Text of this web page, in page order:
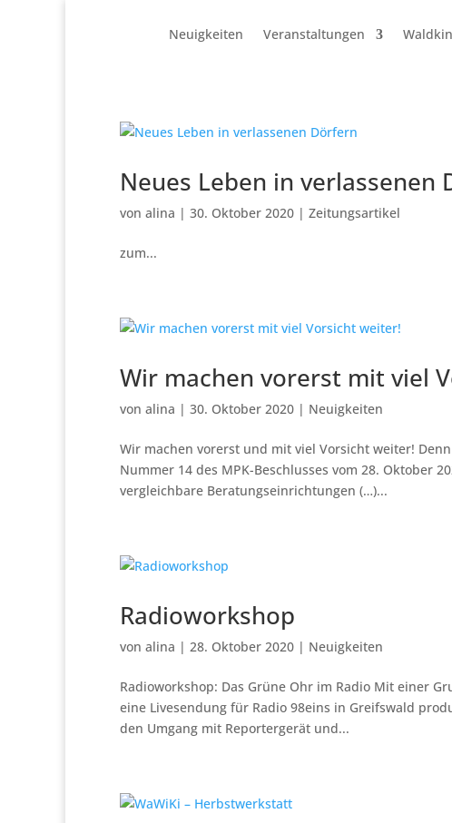
Neuigkeiten Veranstaltungen
Neues Leben in verlassenen
von alina | 30. Oktober 2020 | Zeitungsartikel
zum...
Wir machen vorerst mit viel
von alina | 30. Oktober 2020 | Neuigkeiten
Wir machen vorerst und mit viel Vorsicht weiter!
Nummer 14 des MPK-Beschlusses vom 28. Oktober
vergleichbare Beratungseinrichtungen (…)...
Radioworkshop
von alina | 28. Oktober 2020 | Neuigkeiten
Radioworkshop: Das Grüne Ohr im Radio Mit einer
eine Livesendung für Radio 98eins in Greifswald
den Umgang mit Reportergerät und...